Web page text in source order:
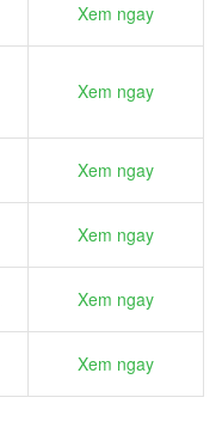
Xem ngay
Xem ngay
Xem ngay
Xem ngay
Xem ngay
Xem ngay